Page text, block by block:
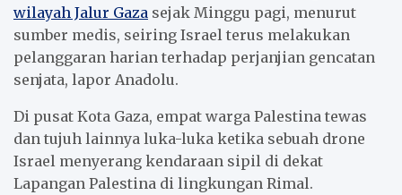
wilayah Jalur Gaza sejak Minggu pagi, menurut
sumber medis, seiring Israel terus melakukan
pelanggaran harian terhadap perjanjian gencatan
senjata, lapor Anadolu.
Di pusat Kota Gaza, empat warga Palestina tewas
dan tujuh lainnya luka-luka ketika sebuah drone
Israel menyerang kendaraan sipil di dekat
Lapangan Palestina di lingkungan Rimal.